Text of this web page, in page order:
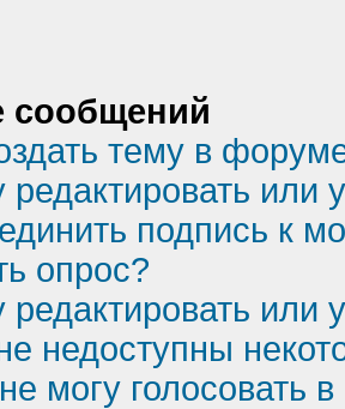
сообщений
тему в
редактировать или
подпись к
опрос?
редактировать или
недоступны
могу голосовать